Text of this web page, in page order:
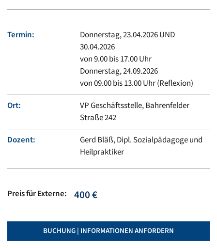
Termin:
Donnerstag, 23.04.2026 UND
30.04.2026
von 9.00 bis 17.00 Uhr
Donnerstag, 24.09.2026
von 09.00 bis 13.00 Uhr (Reflexion)
Ort:
VP Geschäftsstelle, Bahrenfelder
Straße 242
Dozent:
Gerd Bläß, Dipl. Sozialpädagoge und
Heilpraktiker
Preis für Externe: 400 €
BUCHUNG | INFORMATIONEN ANFORDERN